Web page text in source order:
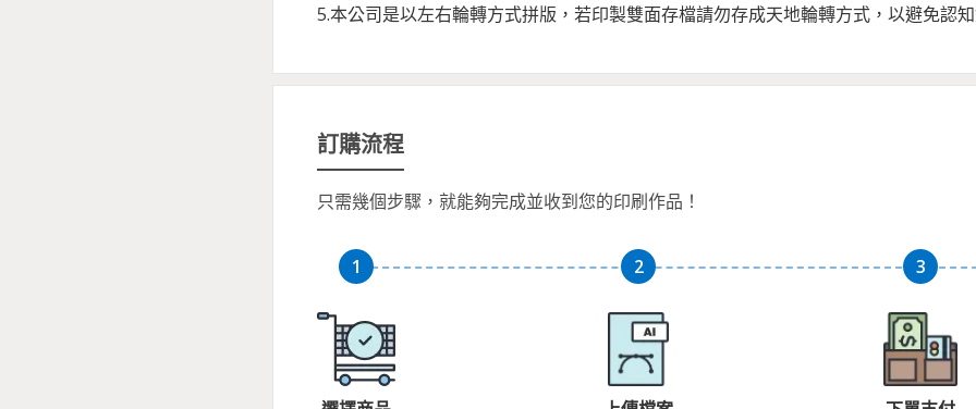
5.本公司是以左右輪轉方式拼版，若印製雙面存檔請勿存成天地輪轉方式，以避免認
訂購流程
只需幾個步驟，就能夠完成並收到您的印刷作品！